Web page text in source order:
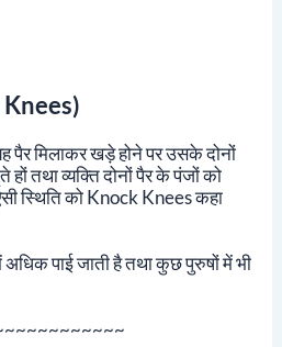
Knees)
पैर मिलाकर खड़े होने पर उसके दोनों
तथा व्यक्ति दोनों पैर के पंजों को
स्थिति को Knock Knees कहा
पाई जाती है तथा कुछ पुरुषों में भी